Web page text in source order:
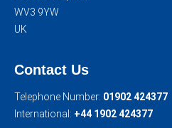
WV3 9YW
UK
Contact Us
Telephone Number: 01902 424377
International: +44 1902 424377